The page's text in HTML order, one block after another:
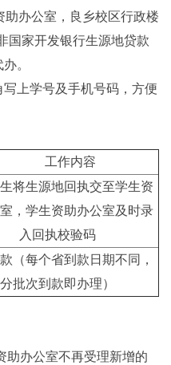
办公室，良乡校区行政楼
国家开发银行生源地贷款
。
上学号及手机号码，方便
工作内容
生源地回执交至学生资
，学生资助办公室及时录
入回执校验码
每个省到款日期不同，
分批次到款即办理）
办公室不再受理新增的